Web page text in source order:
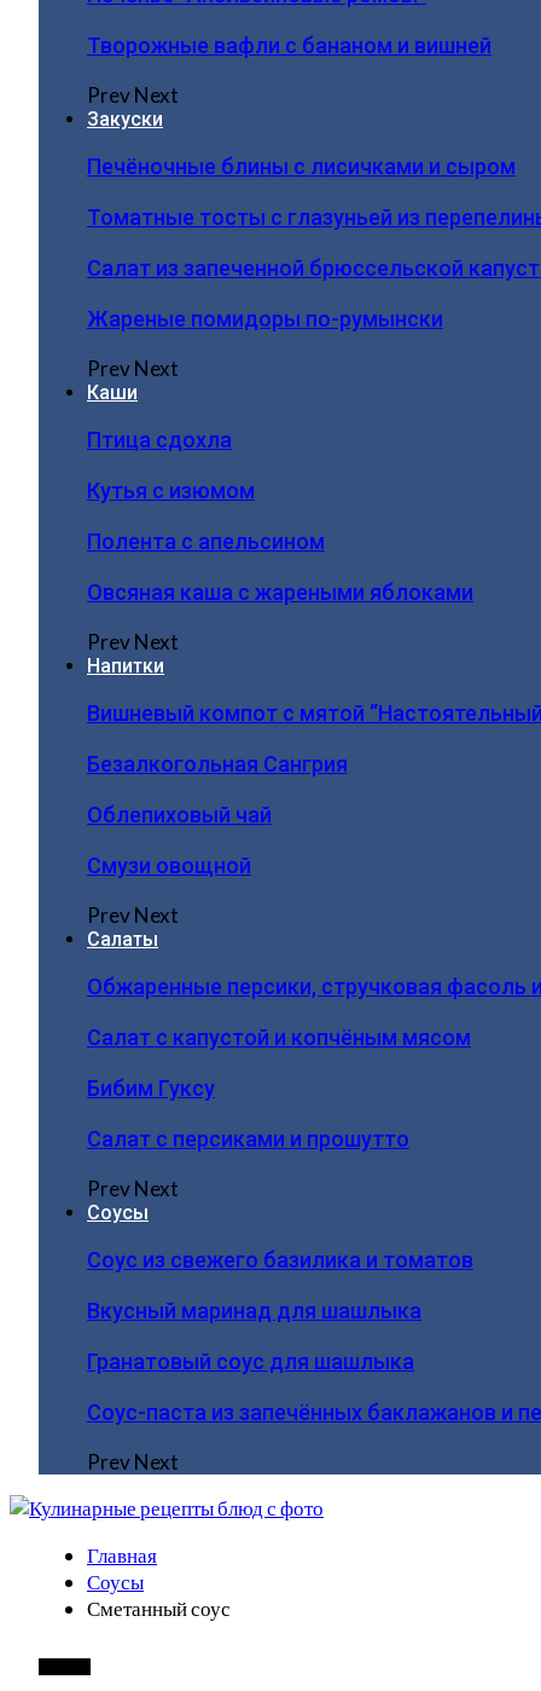
Творожные вафли с бананом и вишней
PrevNext
Закуски
Печёночные блины с лисичками и сыром
Томатные тосты с глазуньей из
Салат из запеченной брюссельской
Жареные помидоры по-румынски
PrevNext
Каши
Птица сдохла
Кутья с изюмом
Полента с апельсином
Овсяная каша с жареными яблоками
PrevNext
Напитки
Вишневый компот с мятой
Безалкогольная Сангрия
Облепиховый чай
Смузи овощной
PrevNext
Салаты
Обжаренные персики, стручковая фасоль
Салат с капустой и копчёным мясом
Бибим Гуксу
Салат с персиками и прошутто
PrevNext
Соусы
Соус из свежего базилика и томатов
Вкусный маринад для шашлыка
Гранатовый соус для шашлыка
Соус-паста из запечённых баклажанов и
PrevNext
Главная
Соусы
Сметанный соус